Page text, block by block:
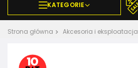
KATEGORIE
Strona główna Akcesoria i eksploatacja